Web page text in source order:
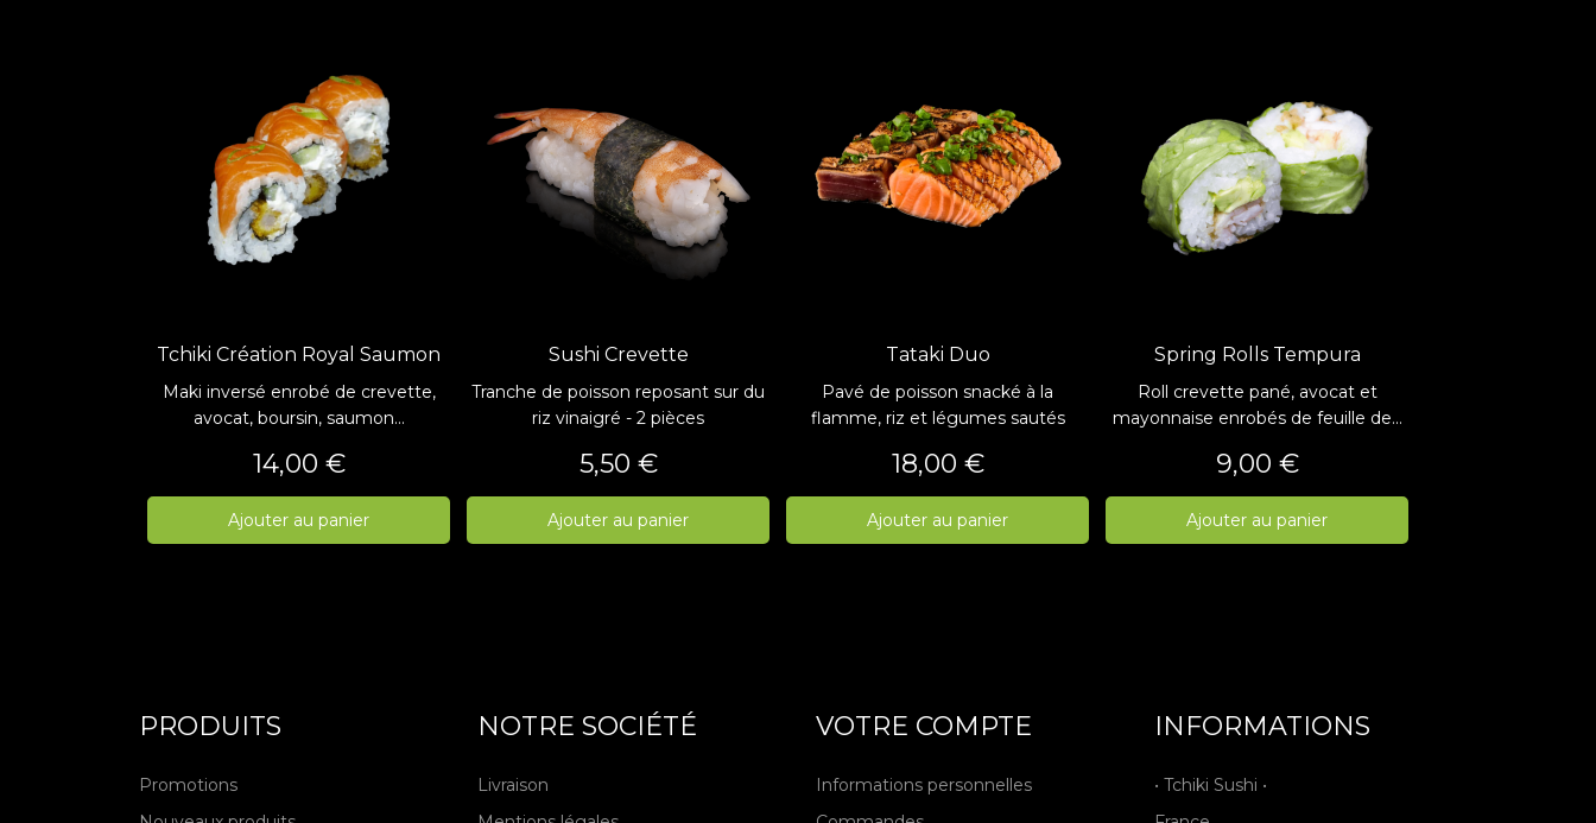
Tchiki Création Royal Saumon
Maki inversé enrobé de crevette,
avocat, boursin, saumon...
Prix
14,00 €
Ajouter au panier
Sushi Crevette
Tranche de poisson reposant sur du
riz vinaigré - 2 pièces
Prix
5,50 €
Ajouter au panier
Tataki Duo
Pavé de poisson snacké à la
flamme, riz et légumes sautés
Prix
18,00 €
Ajouter au panier
Spring Rolls Tempura
Roll crevette pané, avocat et
mayonnaise enrobés de feuille de...
Prix
9,00 €
Ajouter au panier
PRODUITS
Promotions
NOTRE SOCIÉTÉ
Livraison
VOTRE COMPTE
Informations personnelles
INFORMATIONS
• Tchiki Sushi •